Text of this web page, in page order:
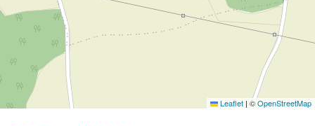
Leaflet | ©OpenStreetMap